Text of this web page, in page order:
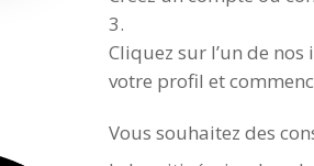
Cliquez sur l’un de
votre profil et
Vous souhaitez des